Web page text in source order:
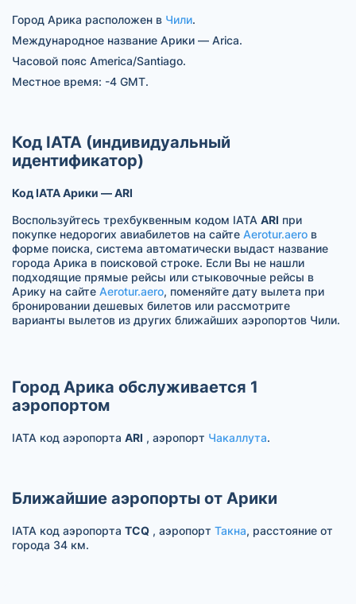
Город Арика расположен в Чили.
Международное название Арики — Arica.
Часовой пояс America/Santiago.
Местное время: -4 GMT.
Код IATA (индивидуальный
идентификатор)
Код IATA Арики — ARI
Воспользуйтесь трехбуквенным кодом IATA ARI при
покупке недорогих авиабилетов на сайте Aerotur.aero в
форме поиска, система автоматически выдаст название
города Арика в поисковой строке. Если Вы не нашли
подходящие прямые рейсы или стыковочные рейсы в
Арику на сайте Aerotur.aero, поменяйте дату вылета при
бронировании дешевых билетов или рассмотрите
варианты вылетов из других ближайших аэропортов Чили.
Город Арика обслуживается 1
аэропортом
IATA код аэропорта ARI , аэропорт Чакаллута.
Ближайшие аэропорты от Арики
IATA код аэропорта TCQ , аэропорт Такна, расстояние от
города 34 км.